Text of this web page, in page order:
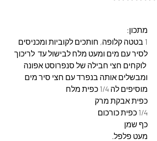
מתכון:
1 בטטה קלופה, חותכים לקוביות ומכניסים
לסיר עם מים ומעט מלח לבישול עד  לריכוך
לוקחים חצי חבילה של סנפרוסט אפונה
ומבשלים אותה בנפרד עם חצי סיר מים
מוסיפים לה 1/4 כפית מלח
כפית אבקת מרק
1/4 כפית כורכום
כף שמן
מעט פלפל.